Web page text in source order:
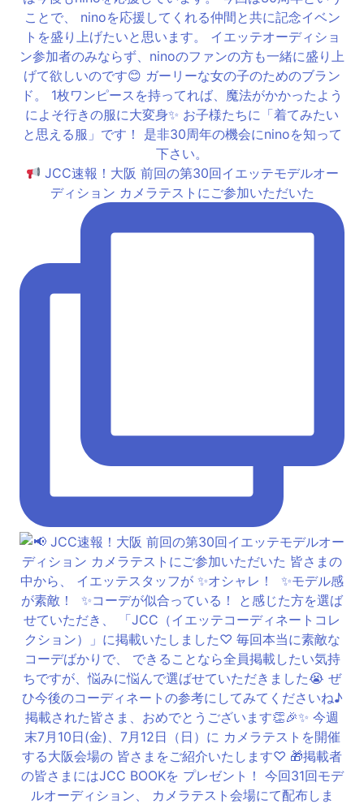
JCC速報！大阪 前回の第30回イエッテモデルオー
ディション カメラテストにご参加いただいた